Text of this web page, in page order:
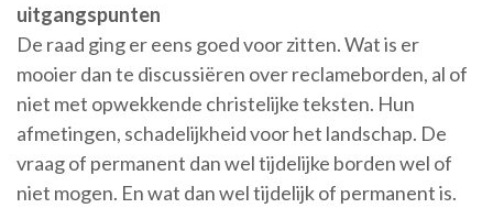
uitgangspunten
De raad ging er eens goed voor zitten. Wat is er
mooier dan te discussiëren over reclameborden, al of
niet met opwekkende christelijke teksten. Hun
afmetingen, schadelijkheid voor het landschap. De
vraag of permanent dan wel tijdelijke borden wel of
niet mogen. En wat dan wel tijdelijk of permanent is.